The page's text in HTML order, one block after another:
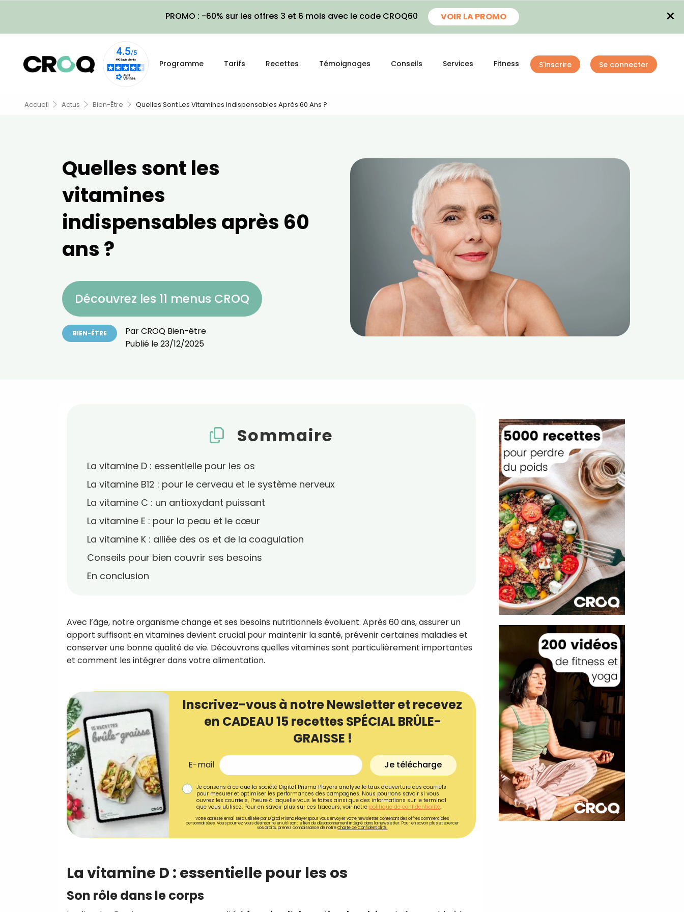
PROMO : -60% sur les offres 3 et 6 mois avec le code CROQ60 VOIR LA PROMO ×
Programme Tarifs Recettes Témoignages Conseils Services Fitness S'inscrire Se connecter
Accueil Actus Bien-Être Quelles Sont Les Vitamines Indispensables Après 60 Ans ?
Quelles sont les
vitamines
indispensables après 60
ans ?
Découvrez les 11 menus CROQ
BIEN-ÊTRE ParCROQ Bien-être
Publié le23/12/2025
Sommaire
La vitamine D : essentielle pour les os
La vitamine B12 : pour le cerveau et le système nerveux
La vitamine C : un antioxydant puissant
La vitamine E : pour la peau et le cœur
La vitamine K : alliée des os et de la coagulation
Conseils pour bien couvrir ses besoins
En conclusion
Avec l’âge, notre organisme change et ses besoins nutritionnels évoluent. Après 60 ans, assurer un
apport suffisant en vitamines devient crucial pour maintenir la santé, prévenir certaines maladies et
conserver une bonne qualité de vie. Découvrons quelles vitamines sont particulièrement importantes
et comment les intégrer dans votre alimentation.
Inscrivez-vous à notre Newsletter et recevez
en CADEAU 15 recettes SPÉCIAL BRÛLE-
GRAISSE !
E-mail Je télécharge
Je consens à ce que la société Digital Prisma Players analyse le taux d'ouverture des courriels
pour mesurer et optimiser les performances des campagnes. Nous pourrons savoir si vous
ouvrez les courriels, l'heure à laquelle vous le faites ainsi que des informations sur le terminal
que vous utilisez. Pour en savoir plus sur ces traceurs, voir notre politique de confidentialité.
Votre adresse email sera utilisée par Digital Prisma Playerspour vous envoyer votre newsletter contenant des offres commerciales
personnalisées. Vous pourrez vous désinscrire en utilisant le lien de désabonnement intégré dans la newsletter. Pour en savoir plus et exercer
vos droits, prenez connaissance de notreCharte de Confidentialité.
La vitamine D : essentielle pour les os
Son rôle dans le corps
recettes inédites de CROQ
Ainsi que la newsletter promotionnelle de